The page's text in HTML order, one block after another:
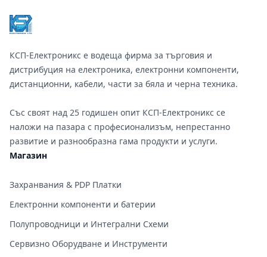
КСП-Електроникс е водеща фирма за търговия и
дистрибуция на електроника, електронни компоненти,
дистанционни, кабели, части за бяла и черна техника.
Със своят над 25 годишен опит КСП-Електроникс се
наложи на пазара с професионализъм, непрестанно
развитие и разнообразна гама продукти и услуги.
Магазин
Захранвания & PDP Платки
Електронни компоненти и батерии
Полупроводници и Интегрални Схеми
Сервизно Оборудване и Инструменти